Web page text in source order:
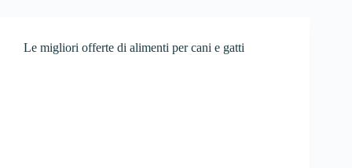
Le migliori offerte di alimenti per cani e gatti